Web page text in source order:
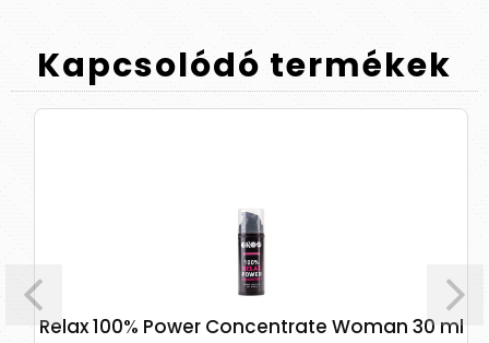
Kapcsolódó termékek
Relax 100% Power Concentrate Woman 30 ml